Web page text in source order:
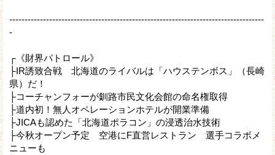
-----------------------------------------------------------------------------------
-
┌《財界パトロール》
├IR誘致合戦 北海道のライバルは「ハウステンボス」（長崎
県）だ！
├コーチャンフォーが釧路市民文化会館の命名権取得
├道内初！無人オペレーションホテルが開業準備
├JICAも認めた「北海道ポラコン」の浸透治水技術
├今秋オープン予定 空港にF直営レストラン 選手コラボメ
ニューも